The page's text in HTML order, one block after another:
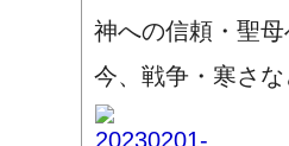
神への信頼・聖
今、戦争・寒さ